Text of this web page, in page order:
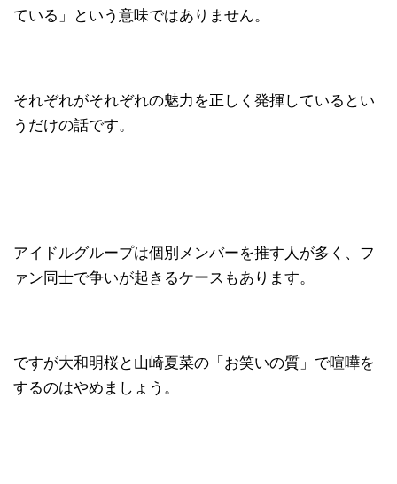
ている」という意味ではありません。
それぞれがそれぞれの魅力を正しく発揮しているとい
うだけの話です。
アイドルグループは個別メンバーを推す人が多く、フ
ァン同士で争いが起きるケースもあります。
ですが大和明桜と山崎夏菜の「お笑いの質」で喧嘩を
するのはやめましょう。